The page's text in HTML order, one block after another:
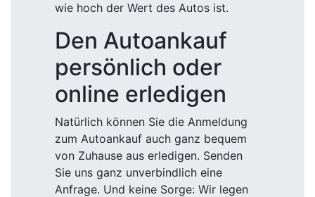
wie hoch der Wert des Autos ist.
Den Autoankauf
persönlich oder
online erledigen
Natürlich können Sie die Anmeldung
zum Autoankauf auch ganz bequem
von Zuhause aus erledigen. Senden
Sie uns ganz unverbindlich eine
Anfrage. Und keine Sorge: Wir legen